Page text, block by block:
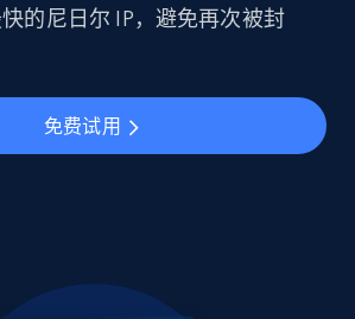
的尼日尔 IP，避免再次被封
免费试用